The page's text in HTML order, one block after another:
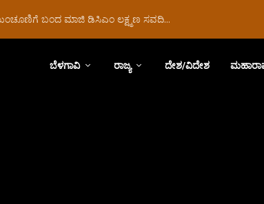
ಬಂದ ಮಾಜಿ ಡಿಸಿಎಂ ಲಕ್ಷ್ಮಣ ಸವದಿ...
ಬೆಳಗಾವಿ ರಾಜ್ಯ ದೇಶ/ವಿದೇಶ